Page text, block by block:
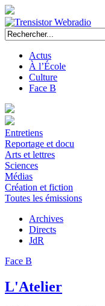
Actus
À l’École
Culture
Face B
Entretiens
Reportage et docu
Arts et lettres
Sciences
Médias
Création et fiction
Toutes les émissions
Archives
Directs
JdR
Face B
L'Atelier